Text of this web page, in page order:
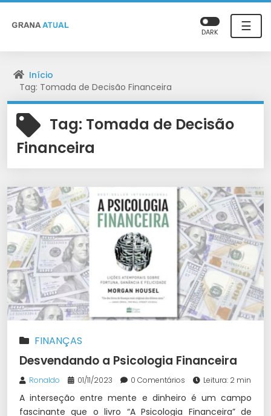
☰
DARK
Início
Tag: Tomada de Decisão Financeira
Tag: Tomada de Decisão
Financeira
FINANÇAS
Desvendando a Psicologia Financeira
Ronaldo 01/11/2023 0 Comentários Leitura: 2 min
A interseção entre mente e dinheiro é um campo
fascinante que o livro “A Psicologia Financeira” de